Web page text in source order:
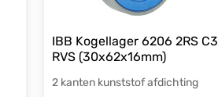
IBB Kogellager 6206 2RS C3
RVS (30x62x16mm)
2 kanten kunststof afdichting